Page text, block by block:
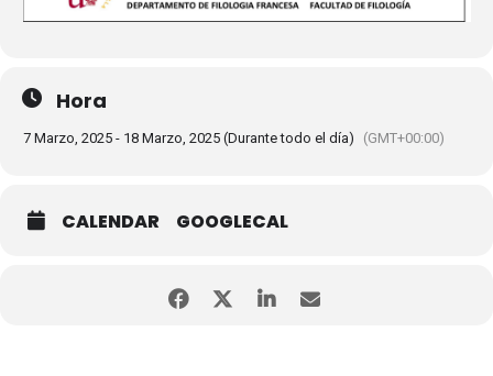
Hora
7 Marzo, 2025 - 18 Marzo, 2025 (Durante todo el día) (GMT+00:00)
CALENDAR GOOGLECAL